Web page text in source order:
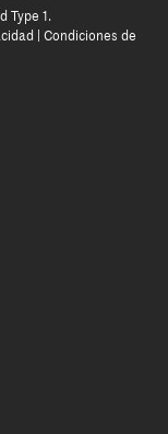
Type 1.
Condiciones de